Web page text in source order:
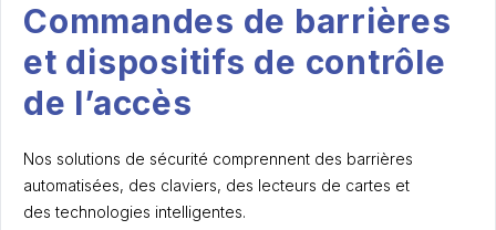
Commandes de barrières
et dispositifs de contrôle
de l’accès
Nos solutions de sécurité comprennent des barrières
automatisées, des claviers, des lecteurs de cartes et
des technologies intelligentes.